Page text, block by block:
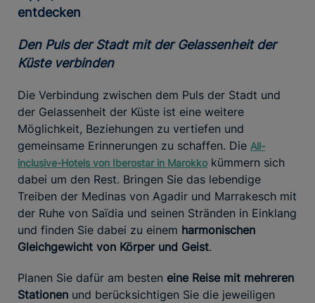
entdecken
Den Puls der Stadt mit der Gelassenheit der
Küste verbinden
Die Verbindung zwischen dem Puls der Stadt und
der Gelassenheit der Küste ist eine weitere
Möglichkeit, Beziehungen zu vertiefen und
gemeinsame Erinnerungen zu schaffen. Die All-
inclusive-Hotels von Iberostar in Marokko kümmern sich
dabei um den Rest. Bringen Sie das lebendige
Treiben der Medinas von Agadir und Marrakesch mit
der Ruhe von Saïdia und seinen Stränden in Einklang
und finden Sie dabei zu einem harmonischen
Gleichgewicht von Körper und Geist.
Planen Sie dafür am besten eine Reise mit mehreren
Stationen und berücksichtigen Sie die jeweiligen